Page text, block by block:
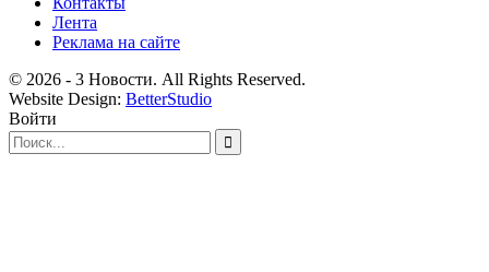
Лента
Реклама на сайте
© 2026 - 3 Новости. All Rights Reserved.
Website Design: BetterStudio
Войти